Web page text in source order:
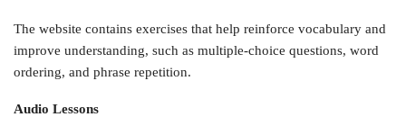
The website contains exercises that help reinforce vocabulary and
improve understanding, such as multiple-choice questions, word
ordering, and phrase repetition.
Audio Lessons